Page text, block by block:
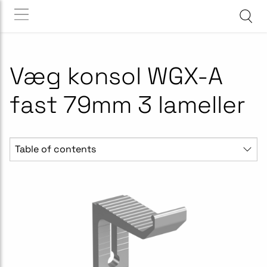
Væg konsol WGX-A
fast 79mm 3 lameller
Table of contents